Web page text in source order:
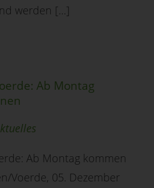
werden […]
Ab Montag
Ab Montag kommen
Voerde, 05. Dezember